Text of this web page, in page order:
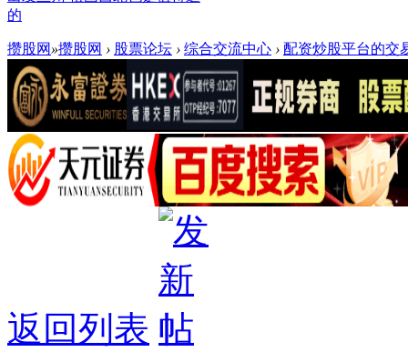
的
攒股网 »攒股网 › 股票论坛 › 综合交流中心 › 配资炒股平台的交
返回列表